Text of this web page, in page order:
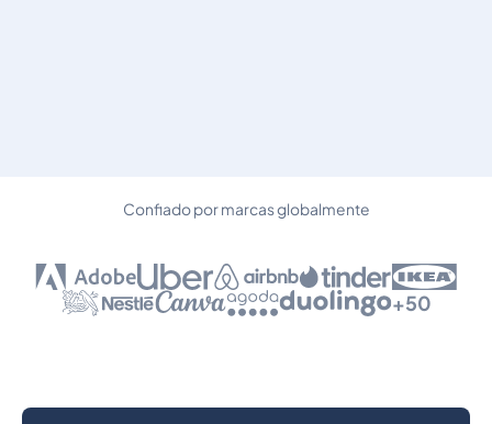
Confiado por marcas globalmente
+50